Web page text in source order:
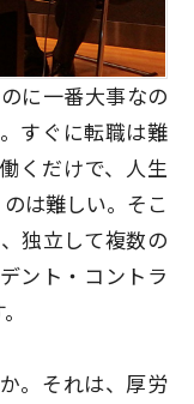
に一番大事なの
すぐに転職は難
くだけで、人生
は難しい。そこ
独立して複数の
ント・コントラ
。それは、厚労